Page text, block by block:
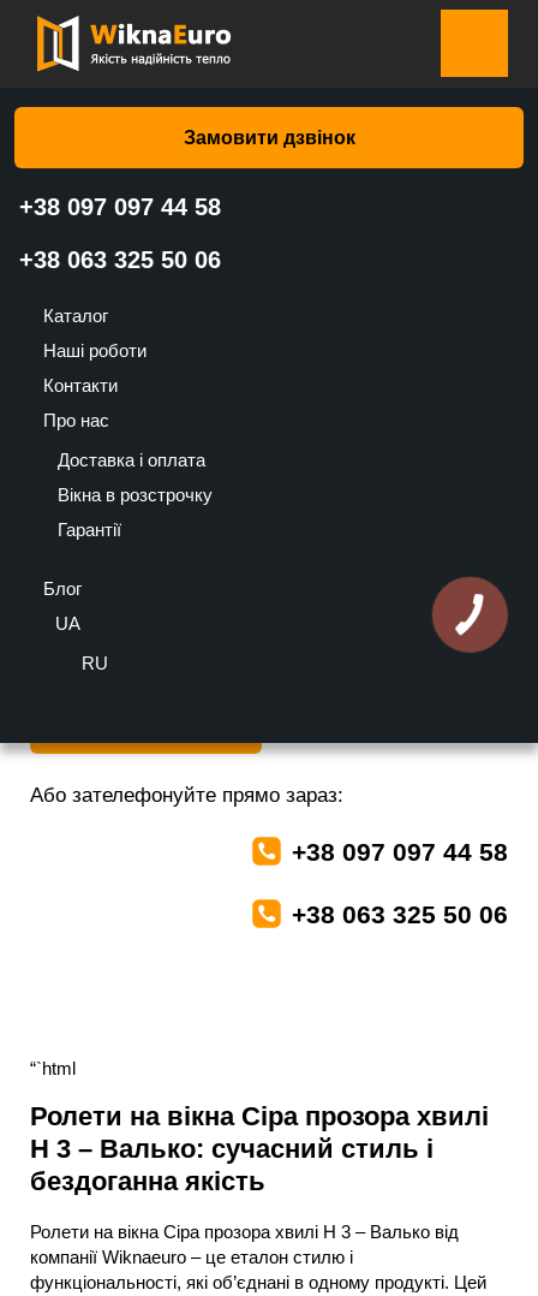
Замовити дзвінок
+38 097 097 44 58
+38 063 325 50 06
Каталог
Наші роботи
Контакти
Про нас
Доставка і оплата
Вікна в розстрочку
Гарантії
Блог
UA
RU
Головна сторінка»Каталог
вікна Сіра прозора хвилі H 3 – Валько
Ролети на вікна Сіра прозора
906
Більше інформації можете отримати у наших спеціалістів
безкоштовно
Або зателефонуйте прямо зараз:
+38 097 097 44 58
+38 063 325 50 06
“`html
Ролети на вікна Сіра прозора хвилі
H 3 – Валько: сучасний стиль і
бездоганна якість
Ролети на вікна Сіра прозора хвилі H 3 – Валько від
компанії Wiknaeuro – це еталон стилю і
функціональності, які об’єднані в одному продукті. Цей